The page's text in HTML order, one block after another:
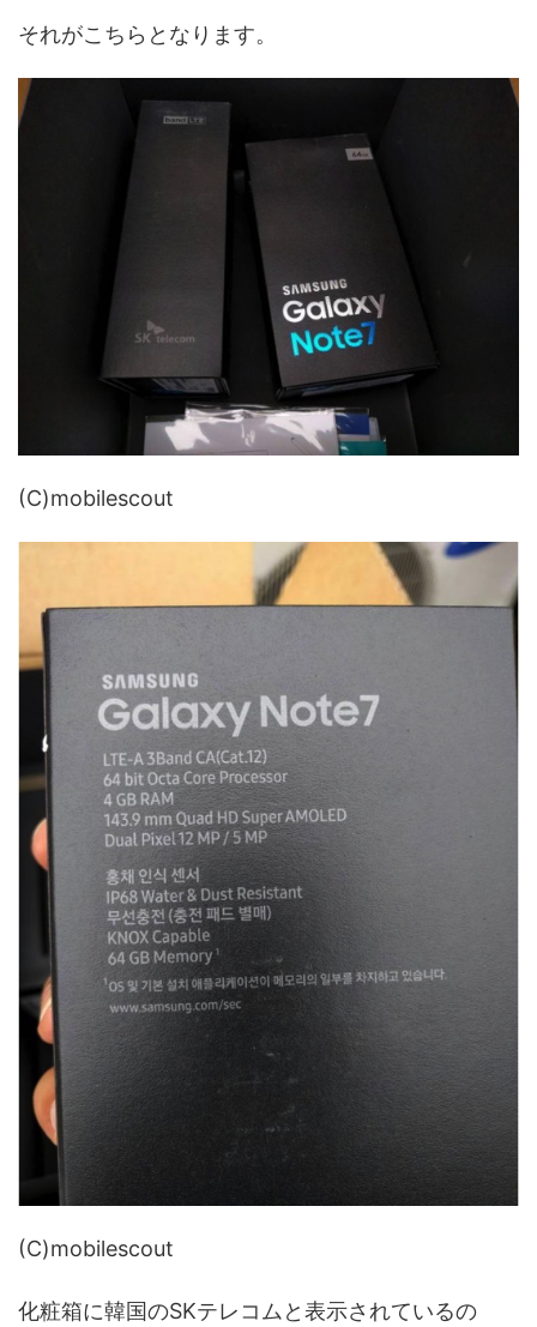
それがこちらとなります。
(C)mobilescout
(C)mobilescout
化粧箱に韓国のSKテレコムと表示されているの